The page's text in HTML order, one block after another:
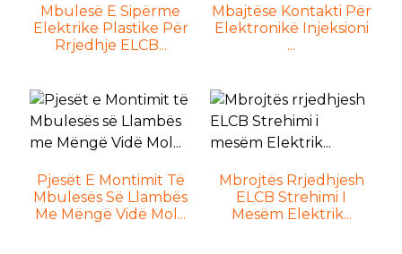
Mbulesë E Sipërme
Elektrike Plastike Për
Rrjedhje ELCB...
Mbajtëse Kontakti Për
Elektronikë Injeksioni
...
Pjesët E Montimit Të
Mbulesës Së Llambës
Me Mëngë Vidë Mol...
Mbrojtës Rrjedhjesh
ELCB Strehimi I
Mesëm Elektrik...